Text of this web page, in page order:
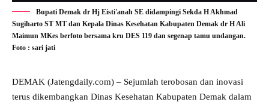
Bupati Demak dr Hj Eisti'anah SE didampingi Sekda H Akhmad
Sugiharto ST MT dan Kepala Dinas Kesehatan Kabupaten Demak dr H Ali
Maimun MKes berfoto bersama kru DES 119 dan segenap tamu undangan.
Foto : sari jati
DEMAK (Jatengdaily.com) – Sejumlah terobosan dan inovasi
terus dikembangkan Dinas Kesehatan Kabupaten Demak dalam